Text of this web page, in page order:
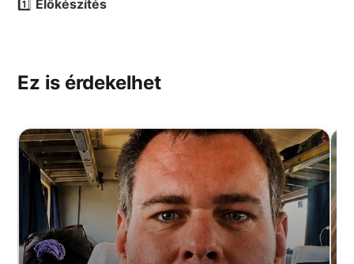
1️⃣ Előkészítés
Ez is érdekelhet